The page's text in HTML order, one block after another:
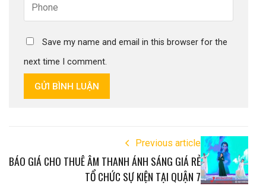
Save my name and email in this browser for the
next time I comment.
GỬI BÌNH LUẬN
Previous article
BÁO GIÁ CHO THUÊ ÂM THANH ÁNH SÁNG GIÁ RẺ
TỔ CHỨC SỰ KIỆN TẠI QUẬN 7